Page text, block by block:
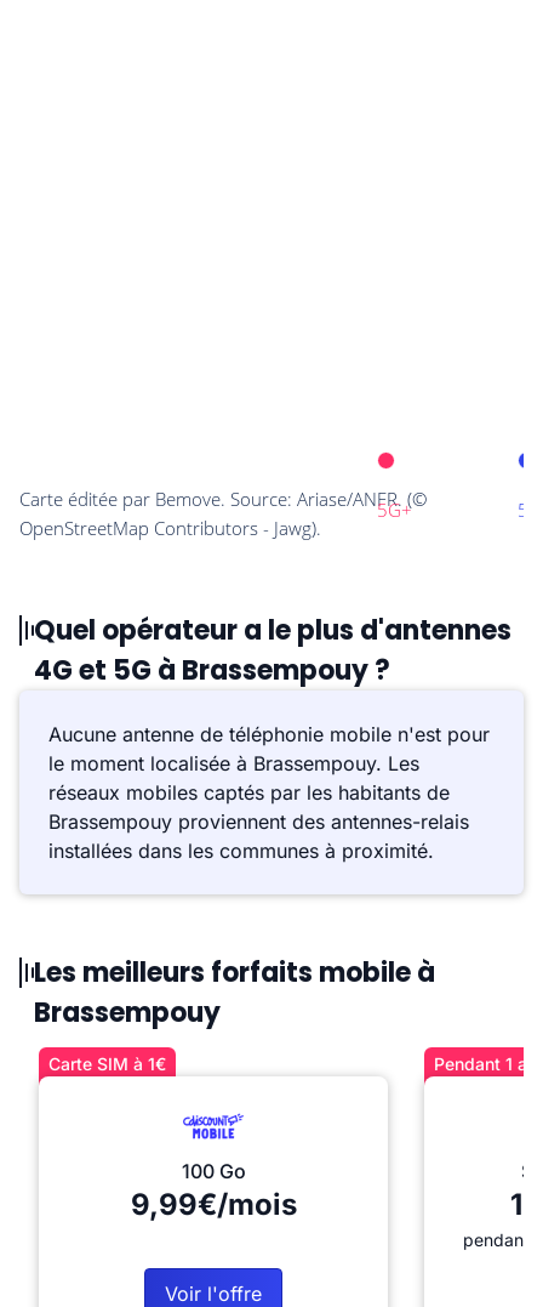
Quel opérateur a le plus d'antennes
4G et 5G à Brassempouy ?
Aucune antenne de téléphonie mobile n'est pour
le moment localisée à Brassempouy. Les
réseaux mobiles captés par les habitants de
Brassempouy proviennent des antennes-relais
installées dans les communes à proximité.
Les meilleurs forfaits mobile à
Brassempouy
Carte SIM à 1€
100 Go
9,99€/mois
Voir l'offre
Pendant 1
pendant